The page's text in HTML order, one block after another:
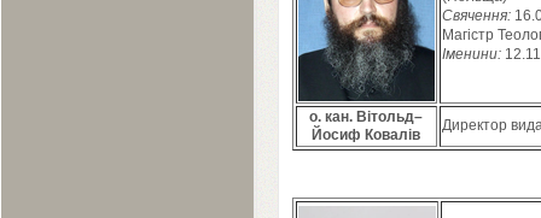
Свячення: 16.
Магістр
Іменини: 12.11
о. кан. Вітольд–
Йосиф Ковалів
Директор